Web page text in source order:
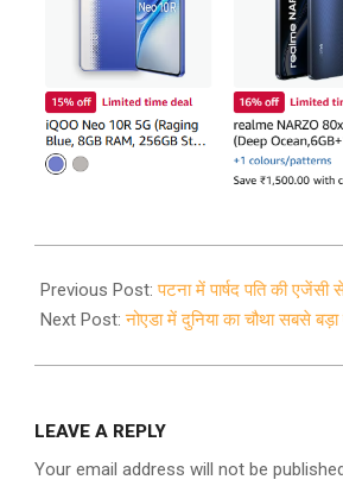
11-
25
Previous Post:पटना में पार्षद पति की एजेंसी
Next Post:नोएडा में दुनिया का चौथा सबसे बड़ा
LEAVE A REPLY
Your email address will not be